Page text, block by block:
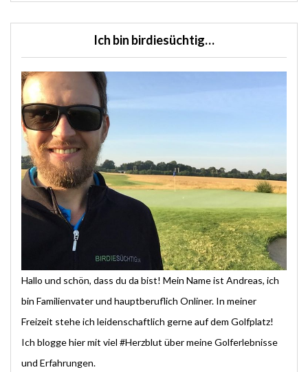
Ich bin birdiesüchtig…
Hallo und schön, dass du da bist! Mein Name ist Andreas, ich
bin Familienvater und hauptberuflich Onliner. In meiner
Freizeit stehe ich leidenschaftlich gerne auf dem Golfplatz!
Ich blogge hier mit viel #Herzblut über meine Golferlebnisse
und Erfahrungen.